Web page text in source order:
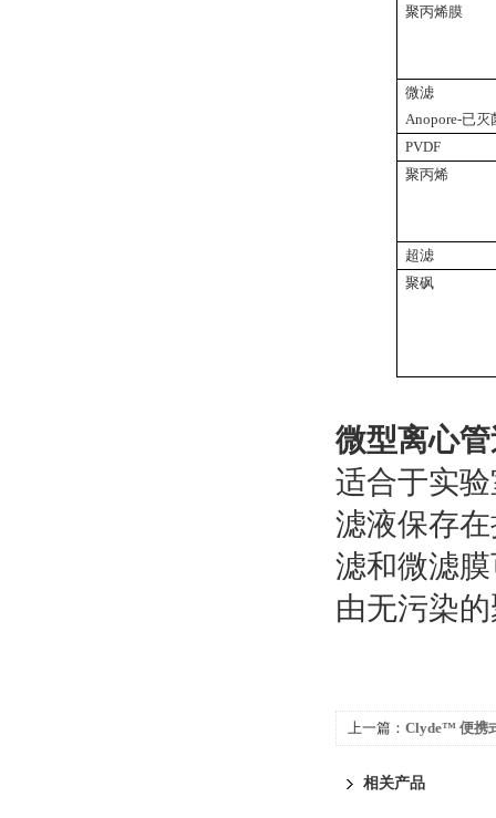
聚丙烯
微滤
PVDF
聚丙
超滤
聚砜
微型离心
适合于实
滤液保存
滤和微滤
由无污染
上一篇： Clyde™ 便携
相关产品